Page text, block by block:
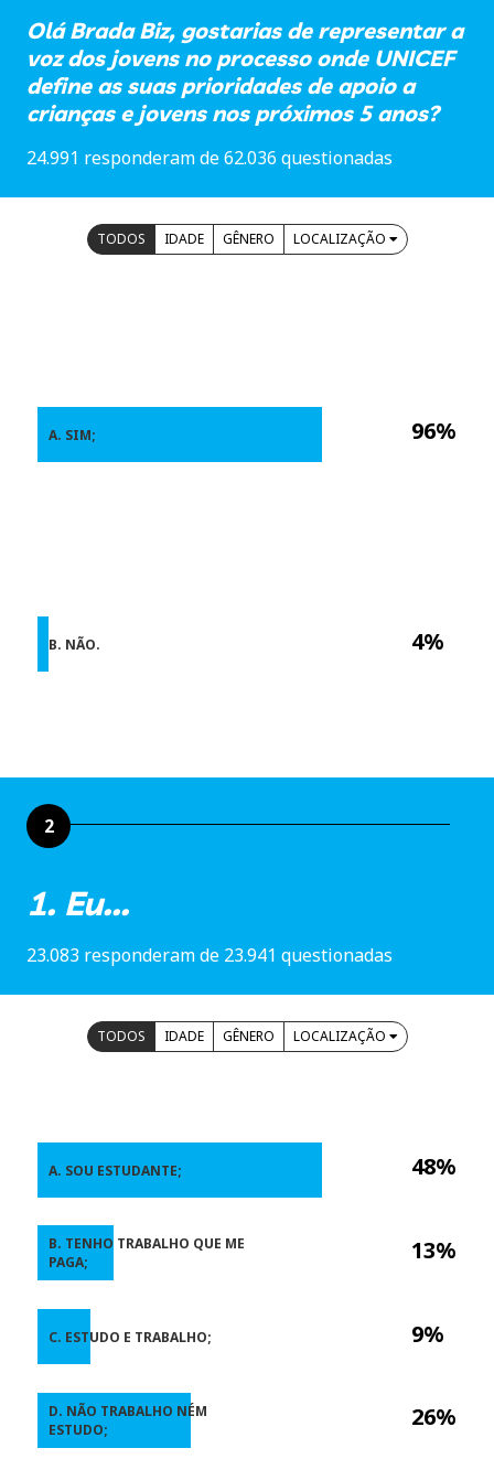
Olá Brada Biz, gostarias de representar a
voz dos jovens no processo onde UNICEF
define as suas prioridades de apoio a
crianças e jovens nos próximos 5 anos?
24.991 responderam de 62.036 questionadas
TODOS IDADE GÊNERO LOCALIZAÇÃO
96%
4%
A. SIM;
B. NÃO.
2
1. Eu...
23.083 responderam de 23.941 questionadas
TODOS IDADE GÊNERO LOCALIZAÇÃO
48%
13%
9%
26%
A. SOU ESTUDANTE;
B. TENHO TRABALHO QUE ME
PAGA;
C. ESTUDO E TRABALHO;
D. NÃO TRABALHO NÉM
ESTUDO;